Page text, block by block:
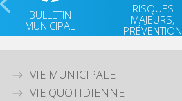
BULLETIN
MUNICIPAL
RISQUES
MAJEURS,
PRÉVENTION
VIE MUNICIPALE
VIE QUOTIDIENNE